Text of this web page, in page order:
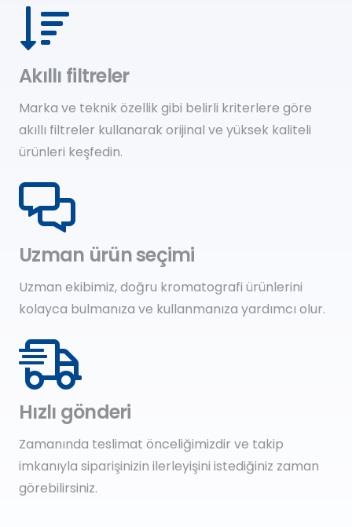
Akıllı filtreler
Marka ve teknik özellik gibi belirli kriterlere göre
akıllı filtreler kullanarak orijinal ve yüksek kaliteli
ürünleri keşfedin.
Uzman ürün seçimi
Uzman ekibimiz, doğru kromatografi ürünlerini
kolayca bulmanıza ve kullanmanıza yardımcı olur.
Hızlı gönderi
Zamanında teslimat önceliğimizdir ve takip
imkanıyla siparişinizin ilerleyişini istediğiniz zaman
görebilirsiniz.